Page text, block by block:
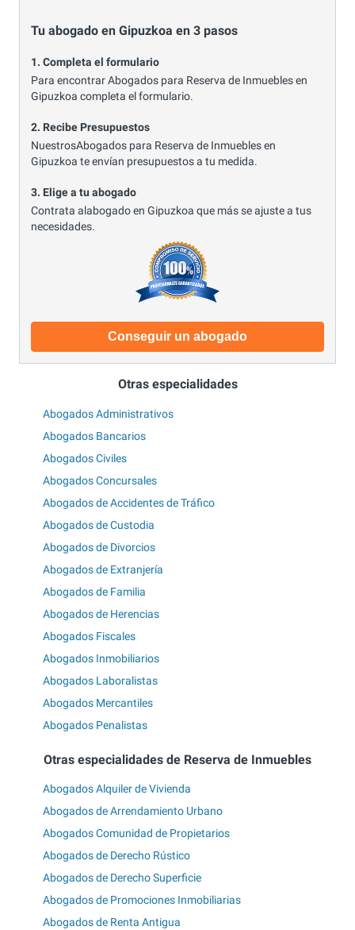
Tu abogado en Gipuzkoa en 3 pasos
1. Completa el formulario
Para encontrar Abogados para Reserva de Inmuebles en
Gipuzkoa completa el formulario.
2. Recibe Presupuestos
NuestrosAbogados para Reserva de Inmuebles en
Gipuzkoa te envían presupuestos a tu medida.
3. Elige a tu abogado
Contrata alabogado en Gipuzkoa que más se ajuste a tus
necesidades.
Conseguir un abogado
Otras especialidades
Abogados Administrativos
Abogados Bancarios
Abogados Civiles
Abogados Concursales
Abogados de Accidentes de Tráfico
Abogados de Custodia
Abogados de Divorcios
Abogados de Extranjería
Abogados de Familia
Abogados de Herencias
Abogados Fiscales
Abogados Inmobiliarios
Abogados Laboralistas
Abogados Mercantiles
Abogados Penalistas
Otras especialidades de Reserva de Inmuebles
Abogados Alquiler de Vivienda
Abogados de Arrendamiento Urbano
Abogados Comunidad de Propietarios
Abogados de Derecho Rústico
Abogados de Derecho Superficie
Abogados de Promociones Inmobiliarias
Abogados de Renta Antigua